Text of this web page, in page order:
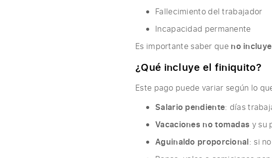
Fallecimiento del trabajador
Incapacidad permanente
Es importante saber que no
¿Qué incluye el finiquito?
Este pago puede variar según lo
Salario pendiente: días
Vacaciones no tomadas y su
Aguinaldo proporcional: si